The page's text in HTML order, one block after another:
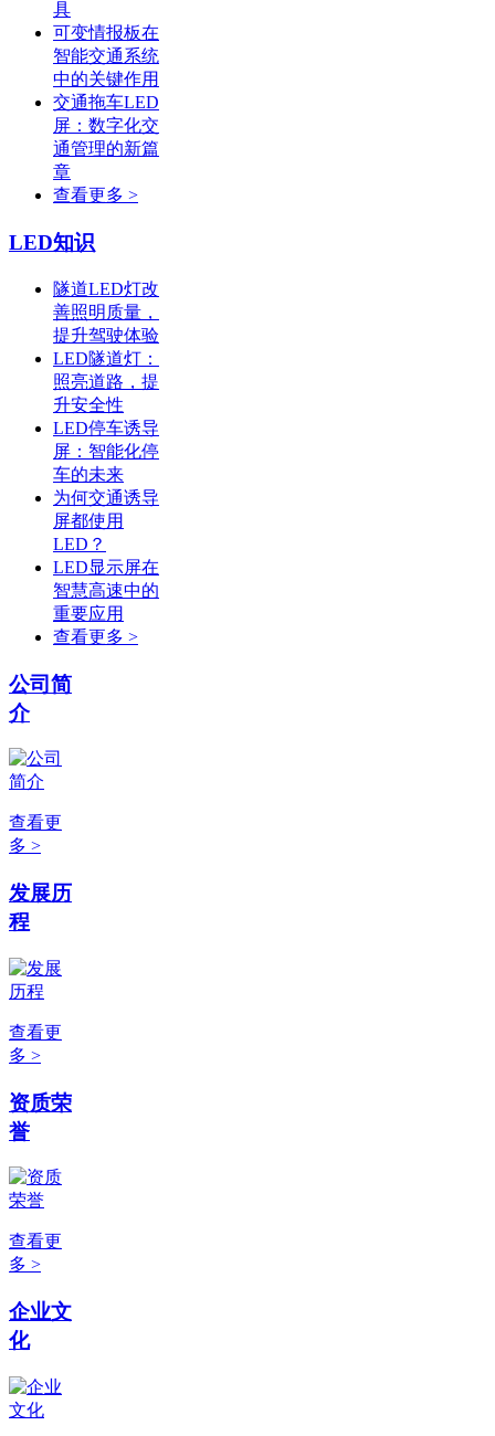
具
可变情报板在
智能交通系统
中的关键作用
交通拖车LED
屏：数字化交
通管理的新篇
章
查看更多 >
LED知识
隧道LED灯改
善照明质量，
提升驾驶体验
LED隧道灯：
照亮道路，提
升安全性
LED停车诱导
屏：智能化停
车的未来
为何交通诱导
屏都使用
LED？
LED显示屏在
智慧高速中的
重要应用
查看更多 >
公司简
介
查看更
多 >
发展历
程
查看更
多 >
资质荣
誉
查看更
多 >
企业文
化